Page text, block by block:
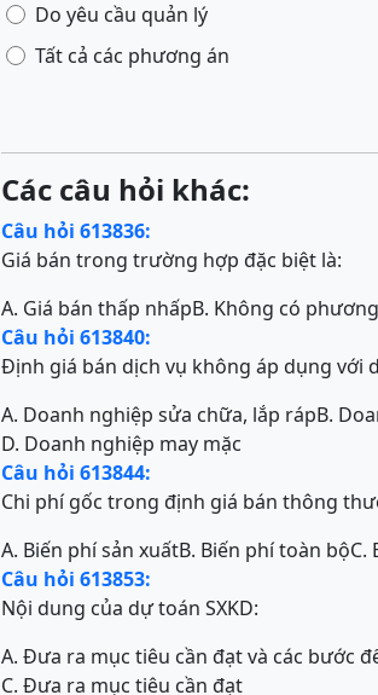
Do yêu cầu quản lý
Tất cả các phương án
Các câu hỏi khác:
Câu hỏi 613836:
Giá bán trong trường hợp đặc biệt là:
A. Giá bán thấp nhấpB. Không có
Câu hỏi 613840:
Định giá bán dịch vụ không áp dụng với
A. Doanh nghiệp sửa chữa, lắp rápB.
D. Doanh nghiệp may mặc
Câu hỏi 613844:
Chi phí gốc trong định giá bán thông
A. Biến phí sản xuấtB. Biến phí toàn bộC.
Câu hỏi 613853:
Nội dung của dự toán SXKD:
A. Đưa ra mục tiêu cần đạt và các bước
C. Đưa ra mục tiêu cần đạt